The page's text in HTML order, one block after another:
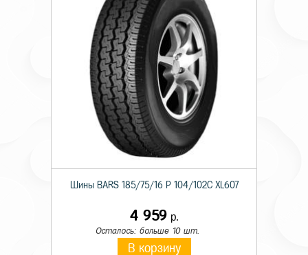
Шины BARS 185/75/16 P 104/102C XL607
4 959р.
Осталось: больше 10 шт.
В корзину